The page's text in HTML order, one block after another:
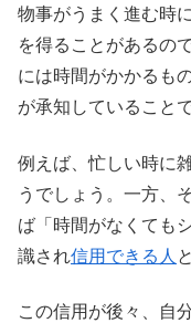
物事がうまく進む時
を得ることがあるの
には時間がかかるも
が承知していること
例えば、忙しい時に
うでしょう。一方、
ば「時間がなくても
識され信用できる人
この信用が後々、自